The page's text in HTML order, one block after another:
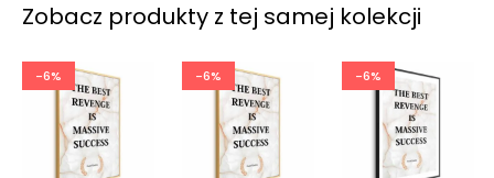
Zobacz produkty z tej samej kolekcji
-6% -6% -6%